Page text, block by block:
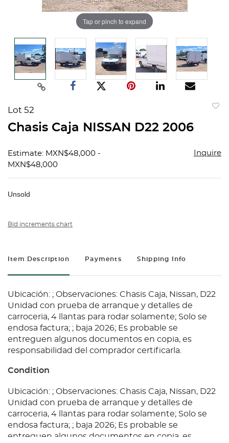
Tap or pinch to expand
Lot 52
Chasis Caja NISSAN D22 2006
Estimate: MXN$48,000 -
MXN$48,000
Inquire
Unsold
Bid increments chart
Item Description Payments Shipping Info
Ubicación: ; Observaciones: Chasis Caja, Nissan, D22
Unidad con prueba de arranque y detalles de
carroceria, 4 llantas para rodar solamente; Solo se
endosa factura; ; baja 2026; Es probable se
entreguen algunos documentos en copia, es
responsabilidad del comprador certificarla.
Condition
Ubicación: ; Observaciones: Chasis Caja, Nissan, D22
Unidad con prueba de arranque y detalles de
carroceria, 4 llantas para rodar solamente; Solo se
endosa factura; ; baja 2026; Es probable se
entreguen algunos documentos en copia, es